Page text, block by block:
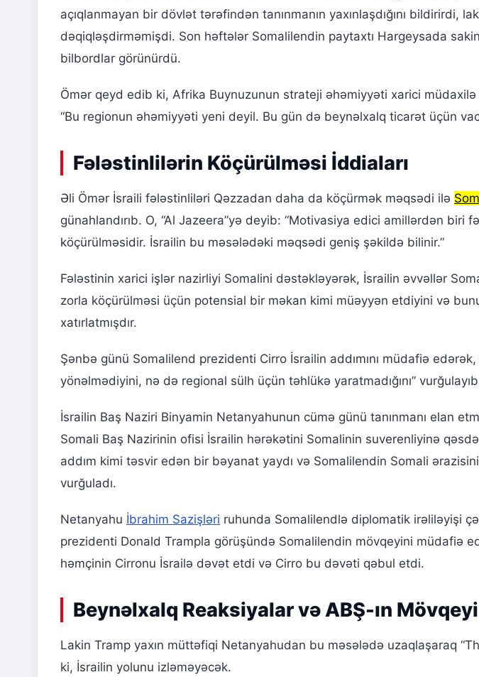
açıqlanmayan bir dövlət tərəfindən tanınmanın yaxınlaşdığını bildirirdi,
dəqiqləşdirməmişdi. Son həftələr Somalilendin paytaxtı Hargeysada
bilbordlar görünürdü.
Ömər qeyd edib ki, Afrika Buynuzunun strateji əhəmiyyəti xarici
“Bu regionun əhəmiyyəti yeni deyil. Bu gün də beynəlxalq ticarət üçün
Fələstinlilərin Köçürülməsi İddiaları
Əli Ömər İsraili fələstinliləri Qəzzadan daha da köçürmək məqsədi ilə
günahlandırıb. O, “Al Jazeera”yə deyib: “Motivasiya edici amillərdən biri
köçürülməsidir. İsrailin bu məsələdəki məqsədi geniş şəkildə bilinir.”
Fələstinin xarici işlər nazirliyi Somalini dəstəkləyərək, İsrailin əvvəllər
zorla köçürülməsi üçün potensial bir məkan kimi müəyyən etdiyini və bunu
xatırlatmışdır.
Şənbə günü Somalilend prezidenti Cirro İsrailin addımını müdafiə
yönəlmədiyini, nə də regional sülh üçün təhlükə yaratmadığını”
İsrailin Baş Naziri Binyamin Netanyahunun cümə günü tanınmanı elan
Somali Baş Nazirinin ofisi İsrailin hərəkətini Somalinin suverenliyinə
addım kimi təsvir edən bir bəyanat yaydı və Somalilendin Somali
vurğuladı.
Netanyahu İbrahim Sazişləri ruhunda Somalilendlə diplomatik irəliləyişi
prezidenti Donald Trampla görüşündə Somalilendin mövqeyini müdafiə
həmçinin Cirronu İsrailə dəvət etdi və Cirro bu dəvəti qəbul etdi.
Beynəlxalq Reaksiyalar və ABŞ-ın Mövqeyi
Lakin Tramp yaxın müttəfiqi Netanyahudan bu məsələdə uzaqlaşaraq
ki, İsrailin yolunu izləməyəcək.